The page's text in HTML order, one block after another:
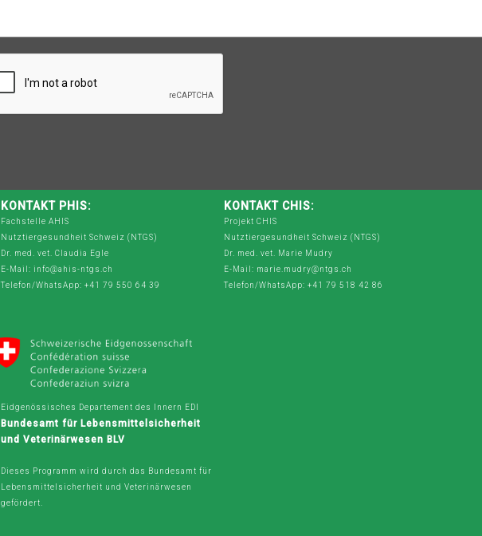
KONTAKT PHIS:
Fachstelle AHIS
Nutztiergesundheit Schweiz (NTGS)
Dr. med. vet. Claudia Egle
E-Mail: info@ahis-ntgs.ch
Telefon/WhatsApp: +41 79 550 64 39
KONTAKT CHIS:
Projekt CHIS
Nutztiergesundheit Schweiz (NTGS)
Dr. med. vet. Marie Mudry
E-Mail: marie.mudry@ntgs.ch
Telefon/WhatsApp: +41 79 518 42 86
Eidgenössisches Departement des Innern EDI
Bundesamt für Lebensmittelsicherheit
und Veterinärwesen BLV
Dieses Programm wird durch das Bundesamt für
Lebensmittelsicherheit und Veterinärwesen
gefördert.